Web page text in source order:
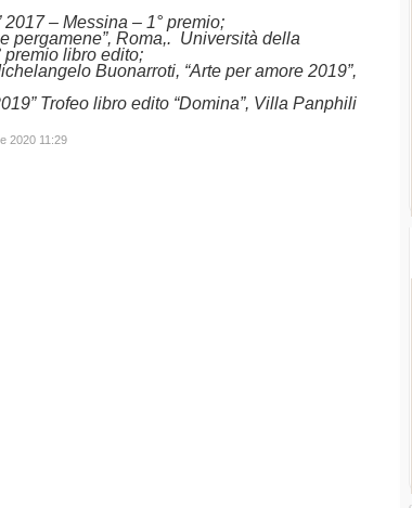
2017 – Messina – 1° premio;
pergamene”, Roma,. Università della
premio libro edito;
Buonarroti, “Arte per amore 2019”,
Trofeo libro edito “Domina”, Villa Panphili
2020 11:29